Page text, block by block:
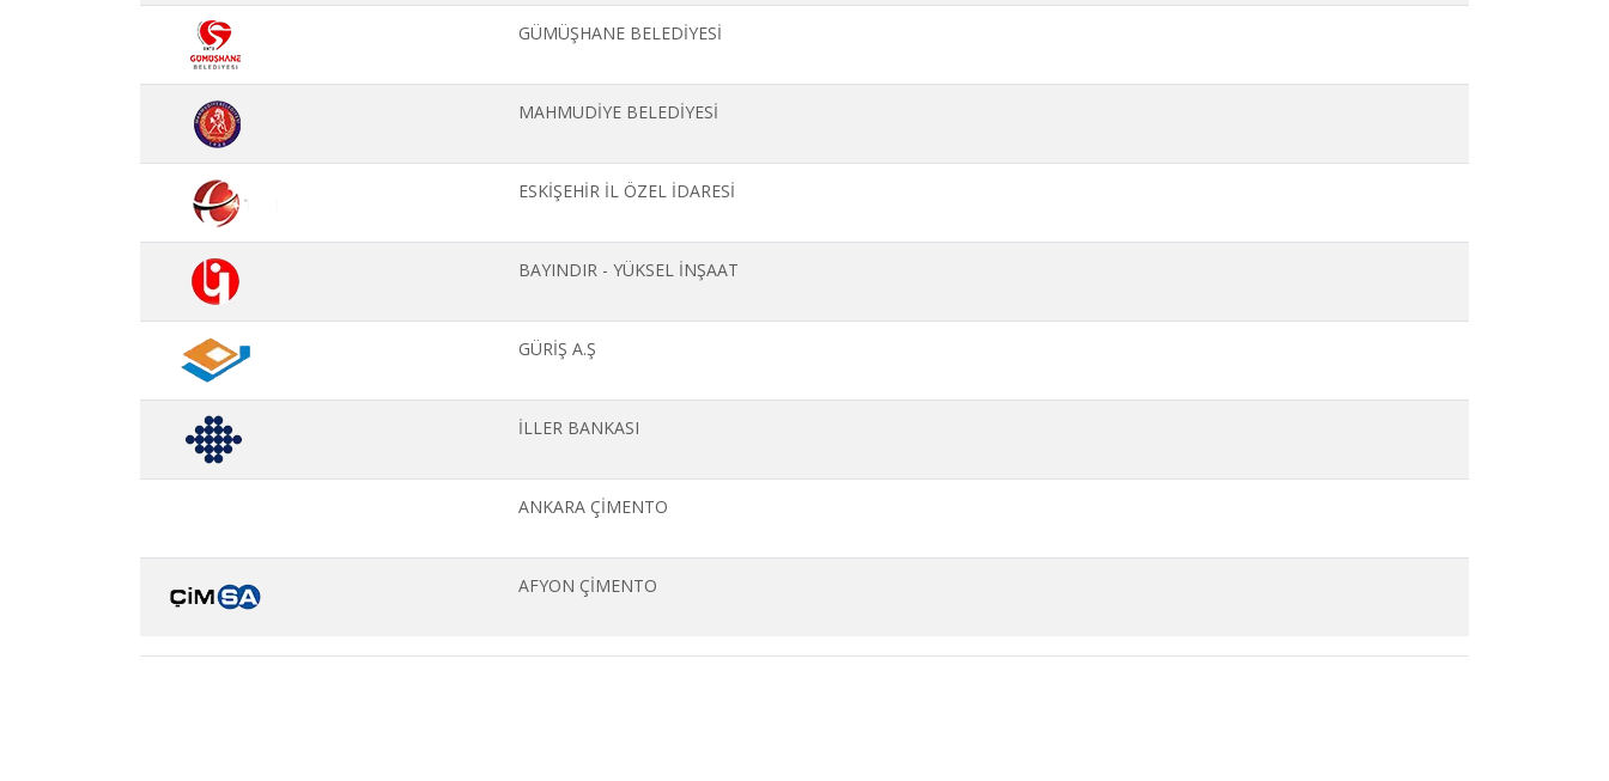
GÜMÜŞHANE BELEDİYESİ
MAHMUDİYE BELEDİYESİ
ESKİŞEHİR İL ÖZEL İDARESİ
BAYINDIR - YÜKSEL İNŞAAT
GÜRİŞ A.Ş
İLLER BANKASI
ANKARA ÇİMENTO
AFYON ÇİMENTO